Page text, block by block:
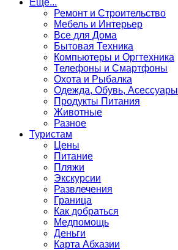
Еще...
Ремонт и Строительство
Мебель и Интерьер
Все для Дома
Бытовая Техника
Компьютеры и Оргтехника
Телефоны и Смартфоны
Охота и Рыбалка
Одежда, Обувь, Асессуары
Продукты Питания
Животные
Разное
Туристам
Цены
Питание
Пляжи
Экскурсии
Развлечения
Граница
Как добраться
Медпомощь
Деньги
Карта Абхазии